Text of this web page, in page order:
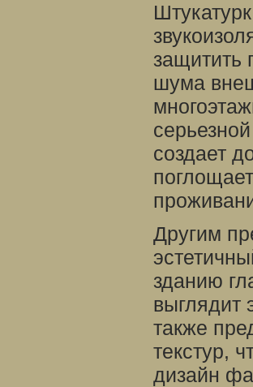
защитить
шума
создает
Другим
зданию
выглядит
также
текстур,
дизайн